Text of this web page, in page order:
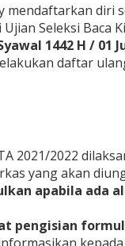
mendaftarkan diri
Seleksi Baca
1442 H / 01
daftar
2021/2022
yang akan
apabila ada
pengisian